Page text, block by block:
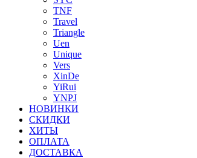
TNF
Travel
Triangle
Uen
Unique
Vers
XinDe
YiRui
YNPJ
НОВИНКИ
СКИДКИ
ХИТЫ
ОПЛАТА
ДОСТАВКА